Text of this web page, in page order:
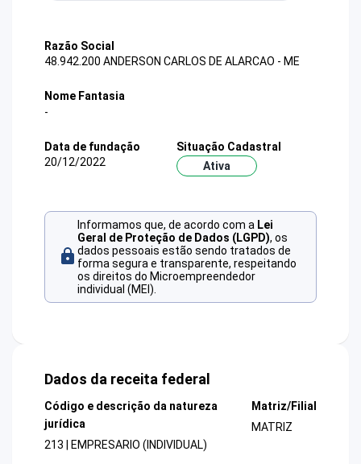
Razão Social
48.942.200 ANDERSON CARLOS DE ALARCAO - ME
Nome Fantasia
-
Data de fundação
20/12/2022
Situação Cadastral
Ativa
Informamos que, de acordo com a Lei
Geral de Proteção de Dados (LGPD), os
dados pessoais estão sendo tratados de
forma segura e transparente, respeitando
os direitos do Microempreendedor
individual (MEI).
Dados da receita federal
Código e descrição da natureza
jurídica
213 | EMPRESARIO (INDIVIDUAL)
Matriz/Filial
MATRIZ